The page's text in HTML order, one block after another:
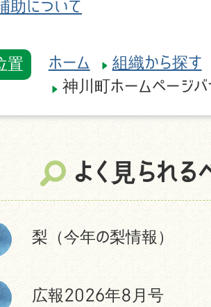
助について
置 ホーム
組織から探す
神川町ホームページ
よく見られる
梨（今年の梨情報）
広報2026年8月号